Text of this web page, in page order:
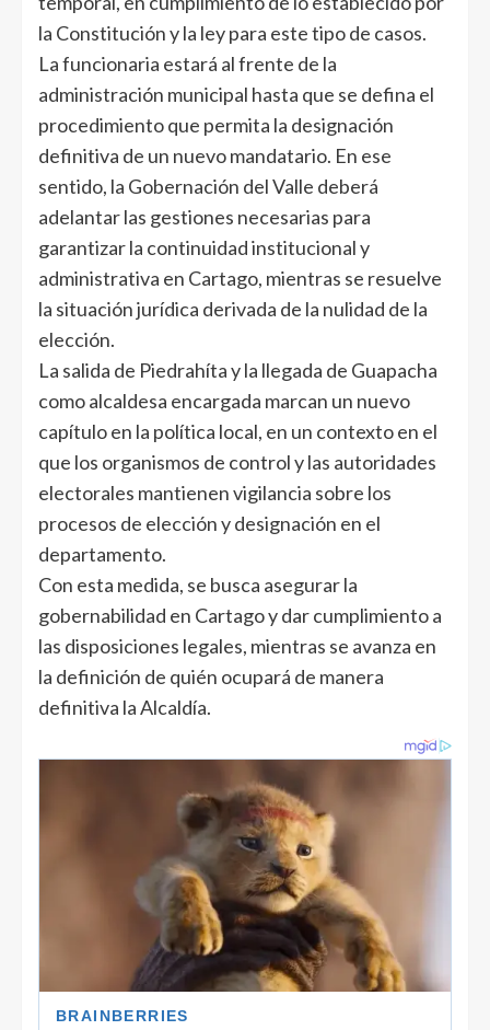
la Constitución y la ley para este tipo de casos.
La funcionaria estará al frente de la
administración municipal hasta que se defina el
procedimiento que permita la designación
definitiva de un nuevo mandatario. En ese
sentido, la Gobernación del Valle deberá
adelantar las gestiones necesarias para
garantizar la continuidad institucional y
administrativa en Cartago, mientras se resuelve
la situación jurídica derivada de la nulidad de la
elección.
La salida de Piedrahíta y la llegada de Guapacha
como alcaldesa encargada marcan un nuevo
capítulo en la política local, en un contexto en el
que los organismos de control y las autoridades
electorales mantienen vigilancia sobre los
procesos de elección y designación en el
departamento.
Con esta medida, se busca asegurar la
gobernabilidad en Cartago y dar cumplimiento a
las disposiciones legales, mientras se avanza en
la definición de quién ocupará de manera
definitiva la Alcaldía.